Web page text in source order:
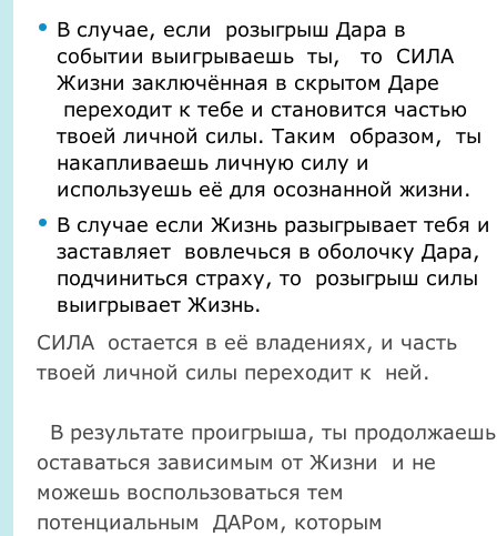
В случае, если розыгрыш Дара в
событии выигрываешь ты, то СИЛА
Жизни заключённая в скрытом Даре
переходит к тебе и становится частью
твоей личной силы. Таким образом, ты
накапливаешь личную силу и
используешь её для осознанной жизни.
В случае если Жизнь разыгрывает тебя и
заставляет вовлечься в оболочку Дара,
подчиниться страху, то розыгрыш силы
выигрывает Жизнь.
СИЛА остается в её владениях, и часть
твоей личной силы переходит к ней.
В результате проигрыша, ты продолжаешь
оставаться зависимым от Жизни и не
можешь воспользоваться тем
потенциальным ДАРом, которым